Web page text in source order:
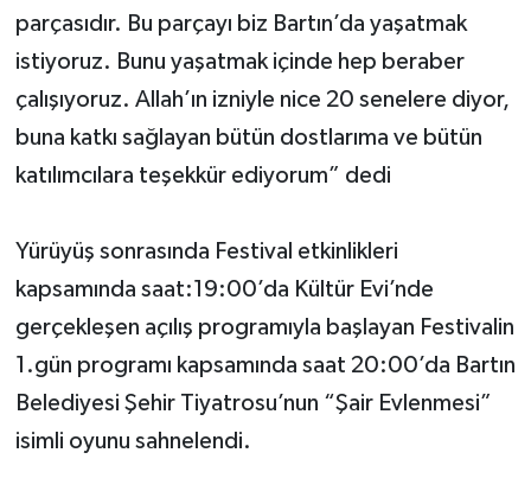
parçasıdır. Bu parçayı biz Bartın’da yaşatmak
istiyoruz. Bunu yaşatmak içinde hep beraber
çalışıyoruz. Allah’ın izniyle nice 20 senelere diyor,
buna katkı sağlayan bütün dostlarıma ve bütün
katılımcılara teşekkür ediyorum” dedi
Yürüyüş sonrasında Festival etkinlikleri
kapsamında saat:19:00’da Kültür Evi’nde
gerçekleşen açılış programıyla başlayan Festivalin
1.gün programı kapsamında saat 20:00’da Bartın
Belediyesi Şehir Tiyatrosu’nun “Şair Evlenmesi”
isimli oyunu sahnelendi.